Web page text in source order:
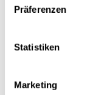
Präferenzen
Statistiken
Marketing
vonFelix Förster